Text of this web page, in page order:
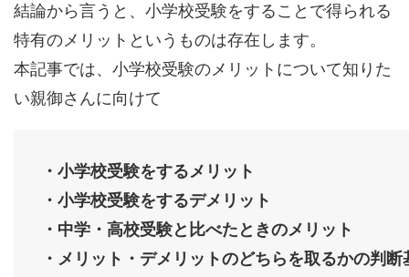
結論から言うと、小学校受験をすることで得られる
特有のメリットというものは存在します。
本記事では、小学校受験のメリットについて知りた
い親御さんに向けて
・小学校受験をするメリット
・小学校受験をするデメリット
・中学・高校受験と比べたときのメリット
・メリット・デメリットのどちらを取るかの判断